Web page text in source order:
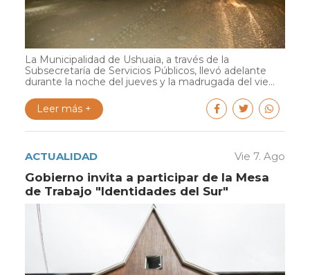
La Municipalidad de Ushuaia, a través de la
Subsecretaría de Servicios Públicos, llevó adelante
durante la noche del jueves y la madrugada del vie...
Leer más +
ACTUALIDAD Vie 7. Ago
Gobierno invita a participar de la Mesa
de Trabajo "Identidades del Sur"